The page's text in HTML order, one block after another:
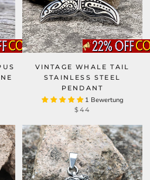
VINTAGE WHALE TAIL
STAINLESS STEEL
PENDANT
1 Bewertung
$44